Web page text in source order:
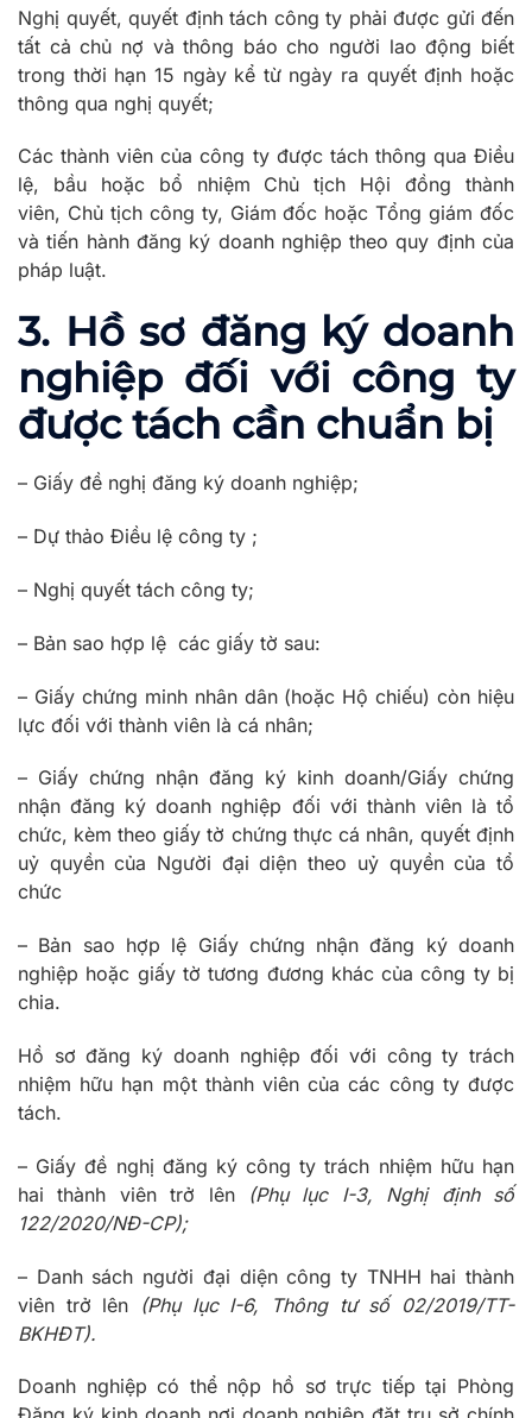
Nghị quyết, quyết định tách công ty phải được gửi đến
tất cả chủ nợ và thông báo cho người lao động biết
trong thời hạn 15 ngày kể từ ngày ra quyết định hoặc
thông qua nghị quyết;
Các thành viên của công ty được tách thông qua Điều
lệ, bầu hoặc bổ nhiệm Chủ tịch Hội đồng thành
viên, Chủ tịch công ty, Giám đốc hoặc Tổng giám đốc
và tiến hành đăng ký doanh nghiệp theo quy định của
pháp luật.
3. Hồ sơ đăng ký doanh
nghiệp đối với công ty
được tách cần chuẩn bị
– Giấy đề nghị đăng ký doanh nghiệp;
– Dự thảo Điều lệ công ty ;
– Nghị quyết tách công ty;
– Bản sao hợp lệ các giấy tờ sau:
– Giấy chứng minh nhân dân (hoặc Hộ chiếu) còn hiệu
lực đối với thành viên là cá nhân;
– Giấy chứng nhận đăng ký kinh doanh/Giấy chứng
nhận đăng ký doanh nghiệp đối với thành viên là tổ
chức, kèm theo giấy tờ chứng thực cá nhân, quyết định
uỷ quyền của Người đại diện theo uỷ quyền của tổ
chức
– Bản sao hợp lệ Giấy chứng nhận đăng ký doanh
nghiệp hoặc giấy tờ tương đương khác của công ty bị
chia.
Hồ sơ đăng ký doanh nghiệp đối với công ty trách
nhiệm hữu hạn một thành viên của các công ty được
tách.
– Giấy đề nghị đăng ký công ty trách nhiệm hữu hạn
hai thành viên trở lên (Phụ lục I-3, Nghị định số
122/2020/NĐ-CP);
– Danh sách người đại diện công ty TNHH hai thành
viên trở lên (Phụ lục I-6, Thông tư số 02/2019/TT-
BKHĐT).
Doanh nghiệp có thể nộp hồ sơ trực tiếp tại Phòng